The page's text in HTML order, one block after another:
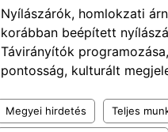
Nyílászárók, homlokzati
korábban beépített
Távirányítók
pontosság, kulturált
Megyei hirdetés Teljes